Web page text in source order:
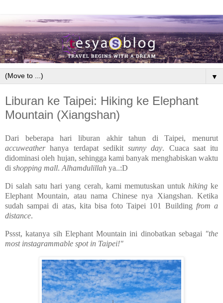
▼
Liburan ke Taipei: Hiking ke Elephant
Mountain (Xiangshan)
Dari beberapa hari liburan akhir tahun di Taipei, menurut
accuweatherhanya terdapat sedikit sunny day. Cuaca saat itu
didominasi oleh hujan, sehingga kami banyak menghabiskan waktu
di shopping mall.Alhamdulillah ya..:D
Di salah satu hari yang cerah, kami memutuskan untukhikingke
Elephant Mountain, atau nama Chinese nya Xiangshan. Ketika
sudah sampai di atas, kita bisa foto Taipei 101 Building from a
distance.
Pssst, katanya sih Elephant Mountain ini dinobatkan sebagai "the
most instagrammable spot in Taipei!"